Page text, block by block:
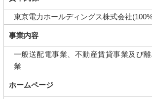
東京電力ホールディングス株式会社
事業内容
一般送配電事業、不動産賃貸事業及び
業
ホームページ